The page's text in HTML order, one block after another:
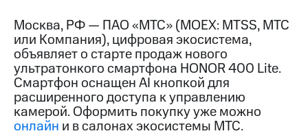
Контакты
Медиа-центр
Пресс-
релизы
МТС
о технологиях
Москва, РФ — ПАО «МТС» (MOEX: MTSS, МТС
или Компания), цифровая экосистема,
объявляет о старте продаж нового
ультратонкого смартфона HONOR 400 Lite.
Смартфон оснащен AI кнопкой для
расширенного доступа к управлению
камерой. Оформить покупку уже можно
онлайн и в салонах экосистемы МТС.